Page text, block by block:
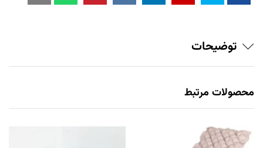
توضیحات
محصولات مرتبط